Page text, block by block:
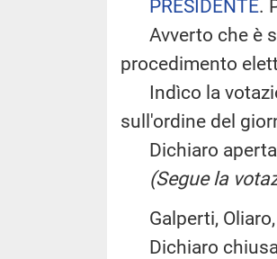
PRESIDENTE.
Avverto che è
procedimento
Indìco la
sull'ordine del
Dichiaro aperta
(Segue la
Galperti, Oliaro,
Dichiaro chiusa